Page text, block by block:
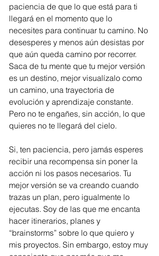
paciencia de que lo que está para ti
llegará en el momento que lo
necesites para continuar tu camino. No
desesperes y menos aún desistas por
que aún queda camino por recorrer.
Saca de tu mente que tu mejor versión
es un destino, mejor visualízalo como
un camino, una trayectoria de
evolución y aprendizaje constante.
Pero no te engañes, sin acción, lo que
quieres no te llegará del cielo.
Si, ten paciencia, pero jamás esperes
recibir una recompensa sin poner la
acción ni los pasos necesarios. Tu
mejor versión se va creando cuando
trazas un plan, pero igualmente lo
ejecutas. Soy de las que me encanta
hacer itinerarios, planes y
“brainstorms” sobre lo que quiero y
mis proyectos. Sin embargo, estoy muy